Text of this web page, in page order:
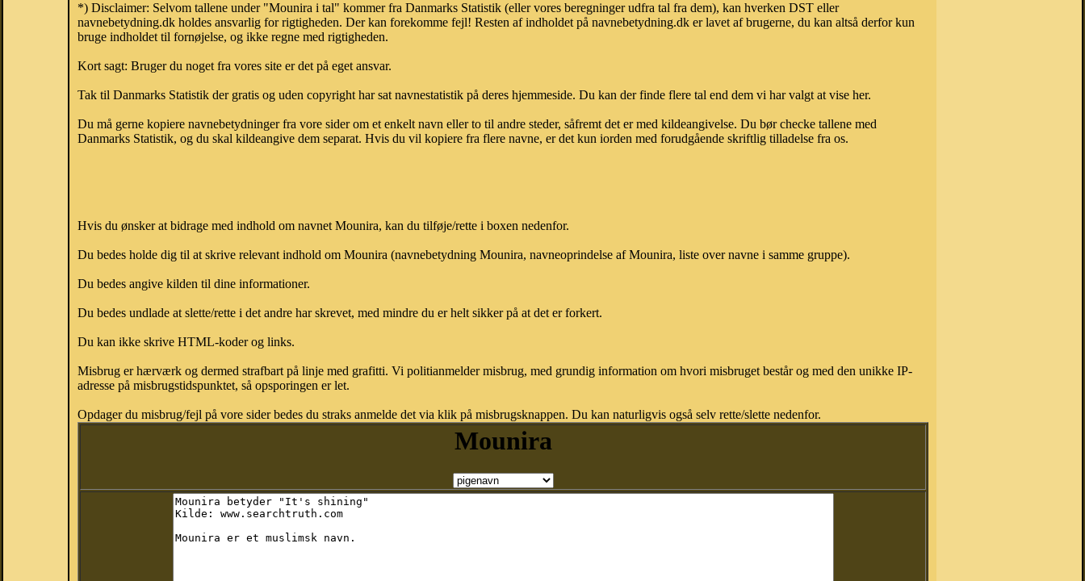
*) Disclaimer: Selvom tallene under "Mounira i tal" kommer fra Danmarks Statistik (eller vores beregninger udfra tal fra dem), kan hverken DST eller
navnebetydning.dk holdes ansvarlig for rigtigheden. Der kan forekomme fejl! Resten af indholdet på navnebetydning.dk er lavet af brugerne, du kan altså derfor kun
bruge indholdet til fornøjelse, og ikke regne med rigtigheden.
Kort sagt: Bruger du noget fra vores site er det på eget ansvar.
Tak til Danmarks Statistik der gratis og uden copyright har sat navnestatistik på deres hjemmeside. Du kan der finde flere tal end dem vi har valgt at vise her.
Du må gerne kopiere navnebetydninger fra vore sider om et enkelt navn eller to til andre steder, såfremt det er med kildeangivelse. Du bør checke tallene med
Danmarks Statistik, og du skal kildeangive dem separat. Hvis du vil kopiere fra flere navne, er det kun iorden med forudgående skriftlig tilladelse fra os.
Hvis du ønsker at bidrage med indhold om navnet Mounira, kan du tilføje/rette i boxen nedenfor.
Du bedes holde dig til at skrive relevant indhold om Mounira (navnebetydning Mounira, navneoprindelse af Mounira, liste over navne i samme gruppe).
Du bedes angive kilden til dine informationer.
Du bedes undlade at slette/rette i det andre har skrevet, med mindre du er helt sikker på at det er forkert.
Du kan ikke skrive HTML-koder og links.
Misbrug er hærværk og dermed strafbart på linje med grafitti. Vi politianmelder misbrug, med grundig information om hvori misbruget består og med den unikke IP-
adresse på misbrugstidspunktet, så opsporingen er let.
Opdager du misbrug/fejl på vore sider bedes du straks anmelde det via klik på misbrugsknappen. Du kan naturligvis også selv rette/slette nedenfor.
Mounira